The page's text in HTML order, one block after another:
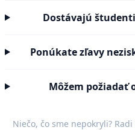
Dostávajú
Ponúkate zľavy
Môžem požiadať
Niečo, čo sme nepokryli?